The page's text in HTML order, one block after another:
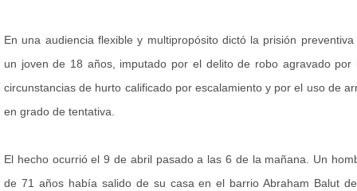
En una audiencia flexible y multipropósito dictó la prisión preventiva
un joven de 18 años, imputado por el delito de robo agravado por
circunstancias de hurto calificado por escalamiento y por el uso de
en grado de tentativa.
El hecho ocurrió el 9 de abril pasado a las 6 de la mañana. Un
de 71 años había salido de su casa en el barrio Abraham Balut